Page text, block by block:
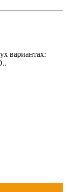
вариантах: